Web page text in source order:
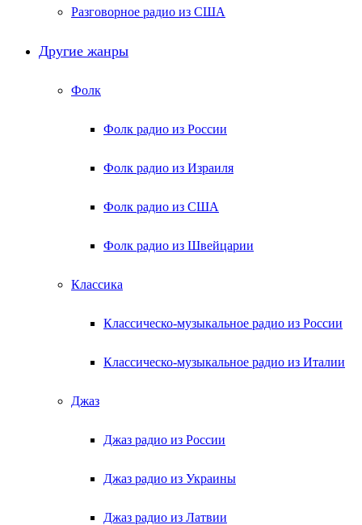
Разговорное радио из США
Другие жанры
Фолк
Фолк радио из России
Фолк радио из Израиля
Фолк радио из США
Фолк радио из Швейцарии
Классика
Классическо-музыкальное радио из России
Классическо-музыкальное радио из Италии
Джаз
Джаз радио из России
Джаз радио из Украины
Джаз радио из Латвии